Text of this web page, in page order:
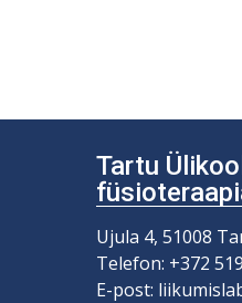
Tartu
Ujula 4, 51008
Telefon: +372
E-post: